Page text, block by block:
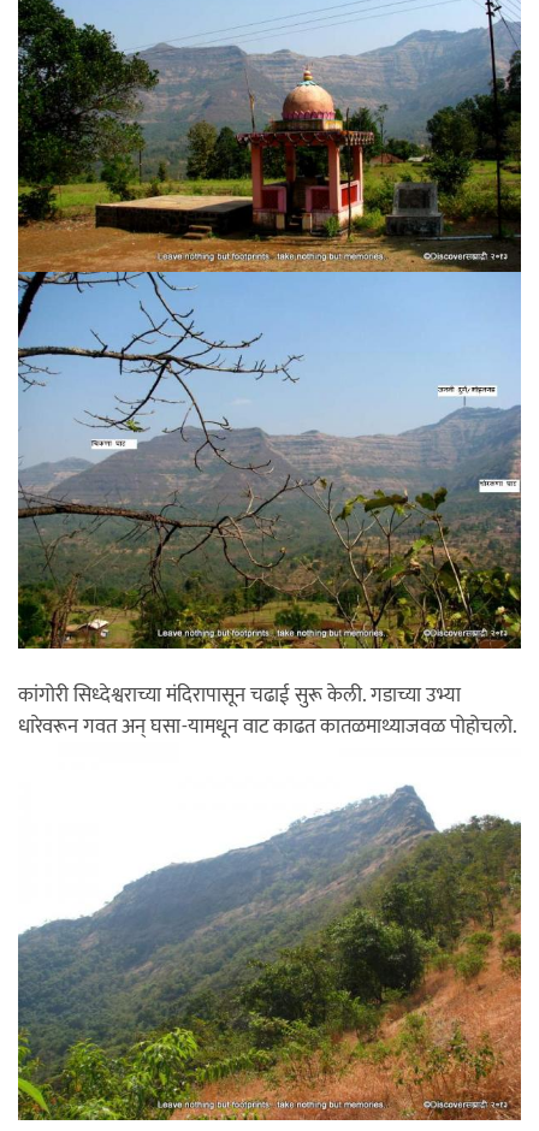
कांगोरी सिध्देश्वराच्या मंदिरापासून चढाई सुरू केली. गडाच्या उभ्या
धारेवरून गवत अन् घसा-यामधून वाट काढत कातळमाथ्याजवळ पोहोचलो.